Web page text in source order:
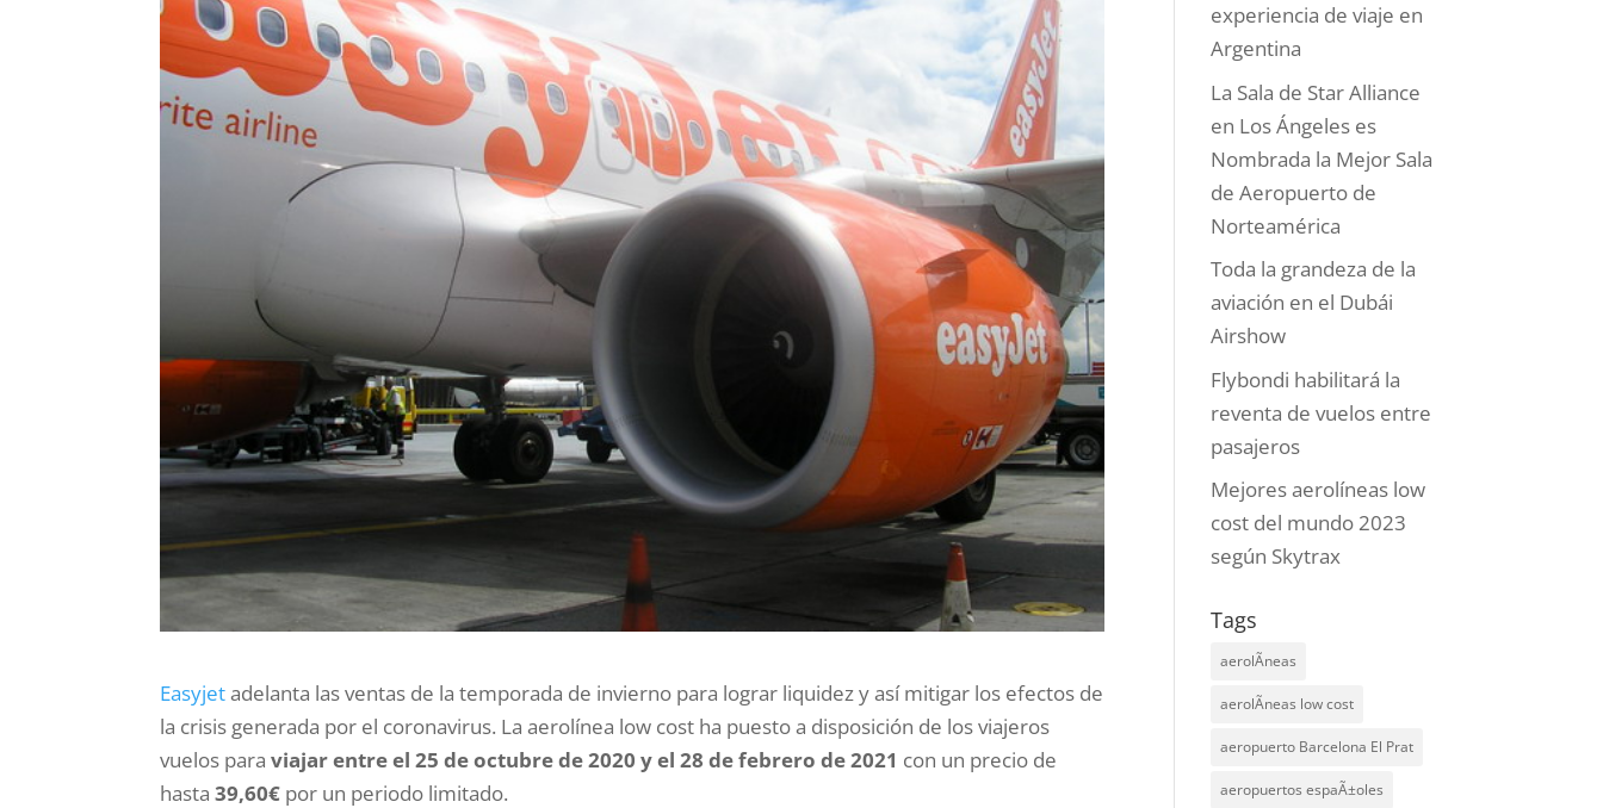
Easyjetadelanta las ventas de la temporada de invierno para lograr liquidez y así mitigar los efectos de
la crisis generada por el coronavirus. La aerolínea low cost ha puesto a disposición de los viajeros
vuelos paraviajar entre el 25 de octubre de 2020 y el 28 de febrero de 2021 con un precio de
hasta39,60€ por un periodo limitado.
experiencia de viaje en
Argentina
La Sala de Star Alliance
en Los Ángeles es
Nombrada la Mejor Sala
de Aeropuerto de
Norteamérica
Toda la grandeza de la
aviación en el Dubái
Airshow
Flybondi habilitará la
reventa de vuelos entre
pasajeros
Mejores aerolíneas low
cost del mundo 2023
según Skytrax
Tags
aerolÃ­neas
aerolÃ­neas low cost
aeropuerto Barcelona El Prat
aeropuertos espaÃ±oles